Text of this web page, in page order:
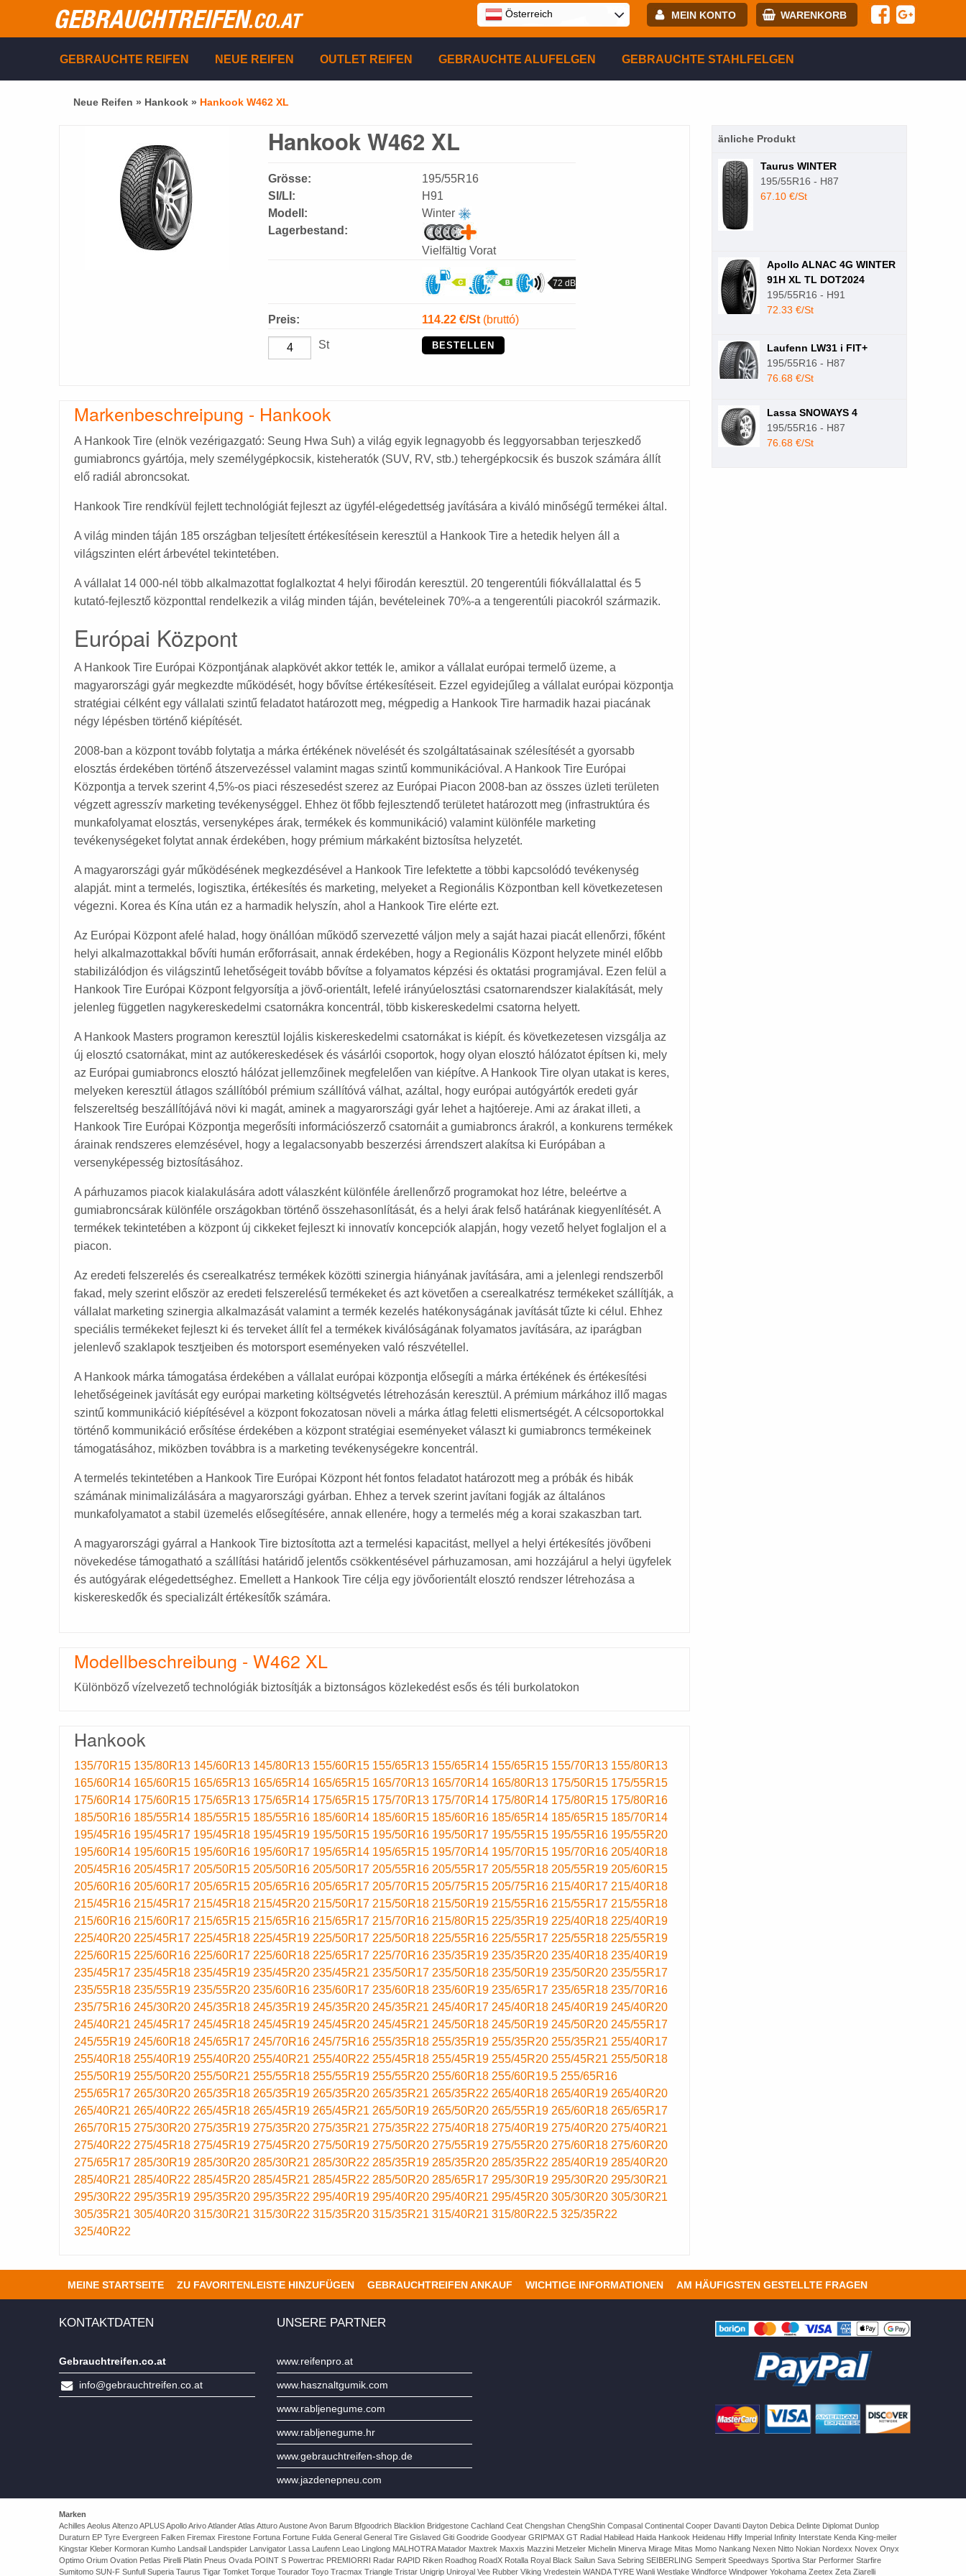
GEBRAUCHTREIFEN.CO.AT MEIN KONTO WARENKORB
Österreich
GEBRAUCHTE REIFEN NEUE REIFEN OUTLET REIFEN GEBRAUCHTE ALUFELGEN GEBRAUCHTE STAHLFELGEN
Neue Reifen » Hankook » Hankook W462 XL
Hankook W462 XL
Grösse:
SI/LI:
Modell:
Lagerbestand:
195/55R16
H91
Winter
Vielfältig Vorat
72 dB
Preis: 114.22 €/St (bruttó)
St BESTELLEN
Markenbeschreipung - Hankook
A Hankook Tire (elnök vezérigazgató: Seung Hwa Suh) a világ egyik legnagyobb és leggyorsabban terjeszkedő
gumiabroncs gyártója, mely személygépkocsik, kisteheratók (SUV, RV, stb.) tehergépkocsik és buszok számára állít
elő radiál abroncsokat.
Hankook Tire rendkívül fejlett technológiát fejleszt az ügyfél-elégedettség javítására a kiváló minőségű termékei által.
A világ minden táján 185 országban teljesített értékesítésein keresztül a Hankook Tire a hetedik helyen áll a
világszinten elért árbevétel tekintetében.
A vállalat 14 000-nél több alkalmazottat foglalkoztat 4 helyi főirodán keresztül. 20 tengerentúli fiókvállalattal és 5
kutató-fejlesztő központtal rendelkezik a világ minden táján, bevételeinek 70%-a a tengerentúli piacokról származik.
Európai Központ
A Hankook Tire Európai Központjának alapkövét akkor tették le, amikor a vállalat európai termelő üzeme, a
magyarországi gyár megkezdte működését, hogy bővítse értékesítéseit. Ezzel egyidejűleg a vállalat európai központja
stratégiai célként egy vállalati szintű feladatot határozott meg, mégpedig a Hankook Tire harmadik hazai piacának
négy lépésben történő kiépítését.
2008-ban a központ tovább folytatja a márka értékének növelését és szolgáltatásainak szélesítését a gyorsabb
elosztás érdekében történő átszervezéssel valamint magas szintű kommunikációval. A Hankook Tire Európai
Központja a tervek szerint 4,5%-os piaci részesedést szerez az Európai Piacon 2008-ban az összes üzleti területen
végzett agresszív marketing tevékenységgel. Ehhez öt főbb fejlesztendő területet határozott meg (infrastruktúra és
munkafolyamat elosztás, versenyképes árak, termékek és kommunikáció) valamint különféle marketing
tevékenységeket folytat annak érdekében, hogy prémium márkaként biztosítsa helyzetét.
A magyarországi gyár működésének megkezdésével a Hankook Tire lefektette a többi kapcsolódó tevékenység
alapját. mint a termelés, logisztika, értékesítés és marketing, melyeket a Regionális Központban kell következetesen
végezni. Korea és Kína után ez a harmadik helyszín, ahol a Hankook Tire elérte ezt.
Az Európai Központ afelé halad, hogy önállóan működő szervezetté váljon mely a saját hazai piacát ellenőrzi, főként
helyi alkalmazottakkal bővíti humán erőforrásait, annak érdekében, hogy a Regionális Központ helyzete minél előbb
stabilizálódjon és világszintű lehetőségeit tovább bővítse a folyamatos képzési és oktatási programjával. Ezen felül a
Hankook Tire Európai Központ felgyorsítja a jövő-orientált, lefelé irányúelosztási csatornarendszer kialakítását, mely
jelenleg független nagykereskedelmi csatornákra koncentrál, több kiskereskedelmi csatorna helyett.
A Hankook Masters programon keresztül lojális kiskereskedelmi csatornákat is kiépít. és következetesen vizsgálja az
új elosztó csatornákat, mint az autókereskedések és vásárlói csoportok, hogy olyan elosztó hálózatot építsen ki, mely
az Európai gumiabroncs elosztó hálózat jellemzőinek megfelelően van kiépítve. A Hankook Tire olyan utakat is keres,
melyeken keresztül átlagos szállítóból prémium szállítóvá válhat, azáltal, hogy európai autógyártók eredeti gyár
felszereltség beszállítójává növi ki magát, aminek a magyarországi gyár lehet a hajtóereje. Ami az árakat illeti, a
Hankook Tire Európai Központja megerősíti információszerző csatornáit a gumiabroncs árakról, a konkurens termékek
árainak rendszeres elemzésével, hogy a legalacsonyabb beszerzési árrendszert alakítsa ki Európában a
versenyképesség biztosításához.
A párhuzamos piacok kialakulására adott válaszként különféle árellenőrző programokat hoz létre, beleértve a
gumiabroncsárak különféle országokban történő összehasonlítását, és a helyi árak felső határának kiegyenlítését. A
termékek tekintetében a központ új cikkeket fejleszt ki innovatív koncepciók alapján, hogy vezető helyet foglaljon el a
piacon.
Az eredeti felszerelés és cserealkatrész termékek közötti szinergia hiányának javítására, ami a jelenlegi rendszerből
fakad, mely szerint először az eredeti felszerelésű termékeket és azt követően a cserealkatrész termékeket szállítják, a
vállalat marketing szinergia alkalmazását valamint a termék kezelés hatékonyságának javítását tűzte ki célul. Ehhez
speciális termékeket fejleszt ki és terveket állít fel a termékek kiválóságának folyamatos javítására, az iparágban
jelenlevő szaklapok tesztjeiben és motorsport eseményeken való részvétellel.
A Hankook márka támogatása érdekében a vállalat európai központja elősegíti a márka értékének és értékesítési
lehetőségeinek javítását egy európai marketing költségvetés létrehozásán keresztül. A prémium márkához illő magas
szintű kommunikáció kiépítésével a központ fokozatosan növeli a márka átlag feletti elismertségét. A célcsoportokkal
történő kommunikáció erősítése érdekében a központ stratégiai eseményeket választ ki gumiabroncs termékeinek
támogatásához, miközben továbbra is a marketing tevékenységekre koncentrál.
A termelés tekintetében a Hankook Tire Európai Központ hét fontos feladatot határozott meg a próbák és hibák
számának minimalizálására a magyarországi gyárban. Ehhez a tervek szerint javítani fogják az általános
munkafolyamatot a stabil üzemelés elősegítésére, annak ellenére, hogy a termelés még a korai szakaszban tart.
A magyarországi gyárral a Hankook Tire biztosította azt a termelési kapacitást, mellyel a helyi értékesítés jövőbeni
növekedése támogatható a szállítási határidő jelentős csökkentésével párhuzamosan, ami hozzájárul a helyi ügyfelek
és autógyárak elégedettséghez. Emellett a Hankook Tire célja egy jövőorientált elosztó rendszer létrehozása a
kiskereskedők és specializált értékesítők számára.
Modellbeschreibung - W462 XL
Különböző vízelvezető technológiák biztosítják a biztonságos közlekedést esős és téli burkolatokon
Hankook
135/70R15 135/80R13 145/60R13 145/80R13 155/60R15 155/65R13 155/65R14 155/65R15 155/70R13 155/80R13
165/60R14 165/60R15 165/65R13 165/65R14 165/65R15 165/70R13 165/70R14 165/80R13 175/50R15 175/55R15
175/60R14 175/60R15 175/65R13 175/65R14 175/65R15 175/70R13 175/70R14 175/80R14 175/80R15 175/80R16
185/50R16 185/55R14 185/55R15 185/55R16 185/60R14 185/60R15 185/60R16 185/65R14 185/65R15 185/70R14
195/45R16 195/45R17 195/45R18 195/45R19 195/50R15 195/50R16 195/50R17 195/55R15 195/55R16 195/55R20
195/60R14 195/60R15 195/60R16 195/60R17 195/65R14 195/65R15 195/70R14 195/70R15 195/70R16 205/40R18
205/45R16 205/45R17 205/50R15 205/50R16 205/50R17 205/55R16 205/55R17 205/55R18 205/55R19 205/60R15
205/60R16 205/60R17 205/65R15 205/65R16 205/65R17 205/70R15 205/75R15 205/75R16 215/40R17 215/40R18
215/45R16 215/45R17 215/45R18 215/45R20 215/50R17 215/50R18 215/50R19 215/55R16 215/55R17 215/55R18
215/60R16 215/60R17 215/65R15 215/65R16 215/65R17 215/70R16 215/80R15 225/35R19 225/40R18 225/40R19
225/40R20 225/45R17 225/45R18 225/45R19 225/50R17 225/50R18 225/55R16 225/55R17 225/55R18 225/55R19
225/60R15 225/60R16 225/60R17 225/60R18 225/65R17 225/70R16 235/35R19 235/35R20 235/40R18 235/40R19
235/45R17 235/45R18 235/45R19 235/45R20 235/45R21 235/50R17 235/50R18 235/50R19 235/50R20 235/55R17
235/55R18 235/55R19 235/55R20 235/60R16 235/60R17 235/60R18 235/60R19 235/65R17 235/65R18 235/70R16
235/75R16 245/30R20 245/35R18 245/35R19 245/35R20 245/35R21 245/40R17 245/40R18 245/40R19 245/40R20
245/40R21 245/45R17 245/45R18 245/45R19 245/45R20 245/45R21 245/50R18 245/50R19 245/50R20 245/55R17
245/55R19 245/60R18 245/65R17 245/70R16 245/75R16 255/35R18 255/35R19 255/35R20 255/35R21 255/40R17
255/40R18 255/40R19 255/40R20 255/40R21 255/40R22 255/45R18 255/45R19 255/45R20 255/45R21 255/50R18
255/50R19 255/50R20 255/50R21 255/55R18 255/55R19 255/55R20 255/60R18 255/60R19.5 255/65R16
255/65R17 265/30R20 265/35R18 265/35R19 265/35R20 265/35R21 265/35R22 265/40R18 265/40R19 265/40R20
265/40R21 265/40R22 265/45R18 265/45R19 265/45R21 265/50R19 265/50R20 265/55R19 265/60R18 265/65R17
265/70R15 275/30R20 275/35R19 275/35R20 275/35R21 275/35R22 275/40R18 275/40R19 275/40R20 275/40R21
275/40R22 275/45R18 275/45R19 275/45R20 275/50R19 275/50R20 275/55R19 275/55R20 275/60R18 275/60R20
275/65R17 285/30R19 285/30R20 285/30R21 285/30R22 285/35R19 285/35R20 285/35R22 285/40R19 285/40R20
285/40R21 285/40R22 285/45R20 285/45R21 285/45R22 285/50R20 285/65R17 295/30R19 295/30R20 295/30R21
295/30R22 295/35R19 295/35R20 295/35R22 295/40R19 295/40R20 295/40R21 295/45R20 305/30R20 305/30R21
305/35R21 305/40R20 315/30R21 315/30R22 315/35R20 315/35R21 315/40R21 315/80R22.5 325/35R22
325/40R22
änliche Produkt
Taurus WINTER
195/55R16 - H87
67.10 €/St
Apollo ALNAC 4G WINTER
91H XL TL DOT2024
195/55R16 - H91
72.33 €/St
Laufenn LW31 i FIT+
195/55R16 - H87
76.68 €/St
Lassa SNOWAYS 4
195/55R16 - H87
76.68 €/St
MEINE STARTSEITE ZU FAVORITENLEISTE HINZUFÜGEN GEBRAUCHTREIFEN ANKAUF WICHTIGE INFORMATIONEN AM HÄUFIGSTEN GESTELLTE FRAGEN
KONTAKTDATEN
Gebrauchtreifen.co.at
info@gebrauchtreifen.co.at
UNSERE PARTNER
www.reifenpro.at
www.hasznaltgumik.com
www.rabljenegume.com
www.rabljenegume.hr
www.gebrauchtreifen-shop.de
www.jazdenepneu.com
Marken
Achilles Aeolus Altenzo APLUS Apollo Arivo Atlander Atlas Atturo Austone Avon Barum Bfgoodrich Blacklion Bridgestone Cachland Ceat Chengshan ChengShin Compasal Continental Cooper Davanti Dayton Debica Delinte Diplomat Dunlop
Duraturn EP Tyre Evergreen Falken Firemax Firestone Fortuna Fortune Fulda General General Tire Gislaved Giti Goodride Goodyear GRIPMAX GT Radial Habilead Haida Hankook Heidenau Hifly Imperial Infinity Interstate Kenda King-meiler
Kingstar Kleber Kormoran Kumho Landsail Landspider Lanvigator Lassa Laufenn Leao Linglong MALHOTRA Matador Maxtrek Maxxis Mazzini Metzeler Michelin Minerva Mirage Mitas Momo Nankang Nexen Nitto Nokian Nordexx Novex Onyx
Optimo Orium Ovation Petlas Pirelli Platin Pneus Ovada POINT S Powertrac PREMIORRI Radar RAPID Riken Roadhog RoadX Rotalla Royal Black Sailun Sava Sebring SEIBERLING Semperit Speedways Sportiva Star Performer Starfire
Sumitomo SUN-F Sunfull Superia Taurus Tigar Tomket Torque Tourador Toyo Tracmax Triangle Tristar Unigrip Uniroyal Vee Rubber Viking Vredestein WANDA TYRE Wanli Westlake Windforce Windpower Yokohama Zeetex Zeta Ziarelli